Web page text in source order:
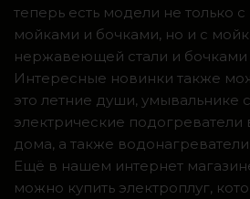
теперь есть модели не только
мойками и бочками, но и с
нержавеющей стали и бочками
Интересные новинки также
это летние души, умывальнике
электрические
дома, а также водонагреватели.
Ещё в нашем интернет
можно купить электроплуг,